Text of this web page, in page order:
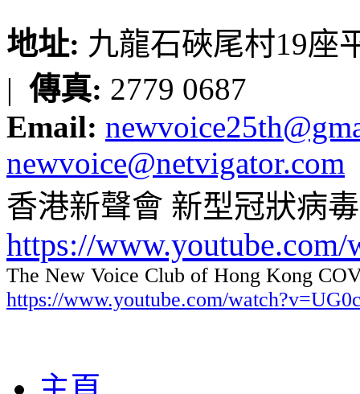
地址: 九龍石硤尾村19座
| 傳真: 2779 0687
Email:
newvoice@netvigator.com
香港新聲會 新型冠狀病
https://
The New Voice Club of Hong Kong
https://www.youtube.com/